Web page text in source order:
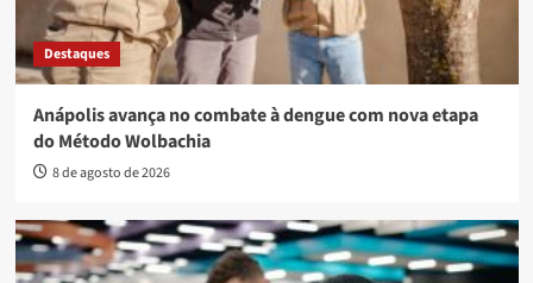
Destaques
Anápolis avança no combate à dengue com nova etapa
do Método Wolbachia
8 de agosto de 2026